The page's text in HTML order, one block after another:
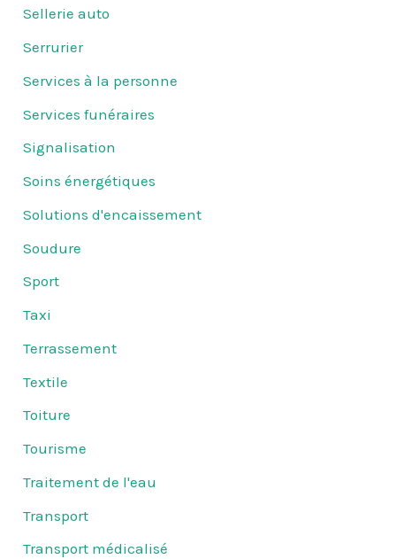
Sellerie auto
Serrurier
Services à la personne
Services funéraires
Signalisation
Soins énergétiques
Solutions d'encaissement
Soudure
Sport
Taxi
Terrassement
Textile
Toiture
Tourisme
Traitement de l'eau
Transport
Transport médicalisé